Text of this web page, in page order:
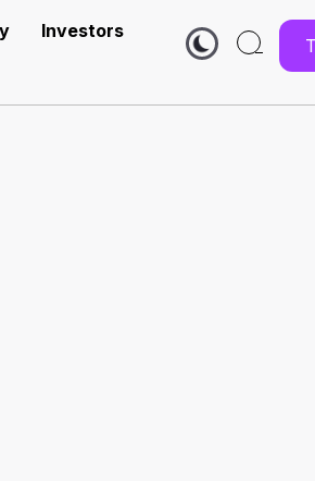
Investors